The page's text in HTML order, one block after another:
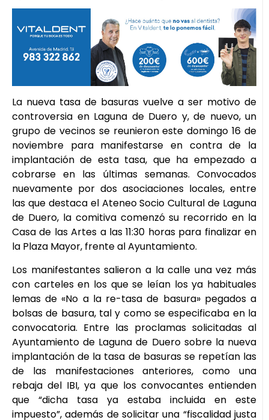
La nueva tasa de basuras vuelve a ser motivo de
controversia en Laguna de Duero y, de nuevo, un
grupo de vecinos se reunieron este domingo 16 de
noviembre para manifestarse en contra de la
implantación de esta tasa, que ha empezado a
cobrarse en las últimas semanas. Convocados
nuevamente por dos asociaciones locales, entre
las que destaca el Ateneo Socio Cultural de Laguna
de Duero, la comitiva comenzó su recorrido en la
Casa de las Artes a las 11:30 horas para finalizar en
la Plaza Mayor, frente al Ayuntamiento.
Los manifestantes salieron a la calle una vez más
con carteles en los que se leían los ya habituales
lemas de «No a la re-tasa de basura» pegados a
bolsas de basura, tal y como se especificaba en la
convocatoria. Entre las proclamas solicitadas al
Ayuntamiento de Laguna de Duero sobre la nueva
implantación de la tasa de basuras se repetían las
de las manifestaciones anteriores, como una
rebaja del IBI, ya que los convocantes entienden
que “dicha tasa ya estaba incluida en este
impuesto”, además de solicitar una “fiscalidad justa